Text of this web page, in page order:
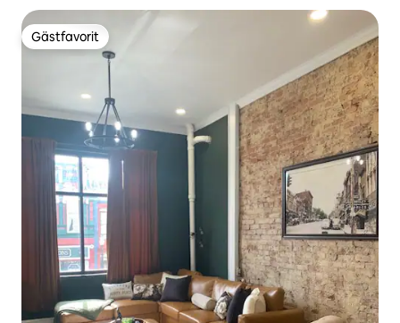
Gästfavorit
Gästfavorit